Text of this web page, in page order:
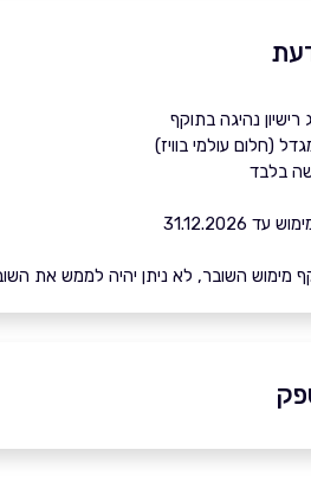
נהיגה בתוקף
(חלום עולמי בוויז)
בלבד
31.12.2026
מימוש השובר, לא ניתן יהיה לממש את השובר